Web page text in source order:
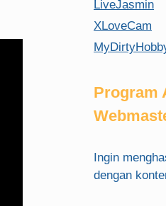
LiveJasmin
XLoveCam
Program
Ingin
dengan